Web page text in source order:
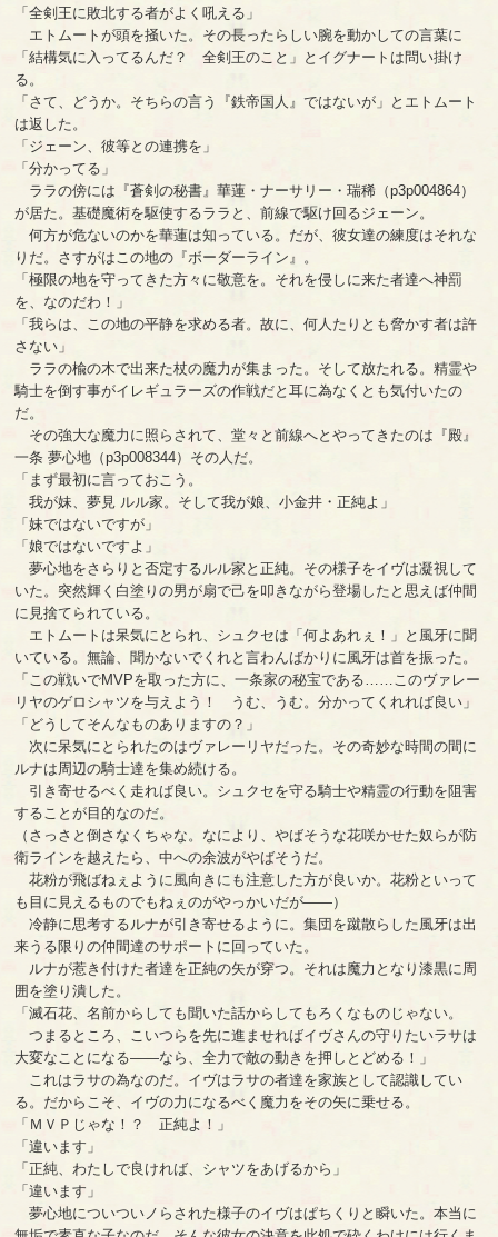
「全剣王に敗北する者がよく吼える」
エトムートが頭を掻いた。その長ったらしい腕を動かしての言葉に
「結構気に入ってるんだ？ 全剣王のこと」とイグナートは問い掛け
る。
「さて、どうか。そちらの言う『鉄帝国人』ではないが」とエトムート
は返した。
「ジェーン、彼等との連携を」
「分かってる」
ララの傍には『蒼剣の秘書』華蓮・ナーサリー・瑞稀（p3p004864）
が居た。基礎魔術を駆使するララと、前線で駆け回るジェーン。
何方が危ないのかを華蓮は知っている。だが、彼女達の練度はそれな
りだ。さすがはこの地の『ボーダーライン』。
「極限の地を守ってきた方々に敬意を。それを侵しに来た者達へ神罰
を、なのだわ！」
「我らは、この地の平静を求める者。故に、何人たりとも脅かす者は許
さない」
ララの楡の木で出来た杖の魔力が集まった。そして放たれる。精霊や
騎士を倒す事がイレギュラーズの作戦だと耳に為なくとも気付いたの
だ。
その強大な魔力に照らされて、堂々と前線へとやってきたのは『殿』
一条 夢心地（p3p008344）その人だ。
「まず最初に言っておこう。
我が妹、夢見 ルル家。そして我が娘、小金井・正純よ」
「妹ではないですが」
「娘ではないですよ」
夢心地をさらりと否定するルル家と正純。その様子をイヴは凝視して
いた。突然輝く白塗りの男が扇で己を叩きながら登場したと思えば仲間
に見捨てられている。
エトムートは呆気にとられ、シュクセは「何よあれぇ！」と風牙に聞
いている。無論、聞かないでくれと言わんばかりに風牙は首を振った。
「この戦いでMVPを取った方に、一条家の秘宝である……このヴァレー
リヤのゲロシャツを与えよう！ うむ、うむ。分かってくれれば良い」
「どうしてそんなものありますの？」
次に呆気にとられたのはヴァレーリヤだった。その奇妙な時間の間に
ルナは周辺の騎士達を集め続ける。
引き寄せるべく走れば良い。シュクセを守る騎士や精霊の行動を阻害
することが目的なのだ。
（さっさと倒さなくちゃな。なにより、やばそうな花咲かせた奴らが防
衛ラインを越えたら、中への余波がやばそうだ。
花粉が飛ばねぇように風向きにも注意した方が良いか。花粉といって
も目に見えるものでもねぇのがやっかいだが――）
冷静に思考するルナが引き寄せるように。集団を蹴散らした風牙は出
来うる限りの仲間達のサポートに回っていた。
ルナが惹き付けた者達を正純の矢が穿つ。それは魔力となり漆黒に周
囲を塗り潰した。
「滅石花、名前からしても聞いた話からしてもろくなものじゃない。
つまるところ、こいつらを先に進ませればイヴさんの守りたいラサは
大変なことになる――なら、全力で敵の動きを押しとどめる！」
これはラサの為なのだ。イヴはラサの者達を家族として認識してい
る。だからこそ、イヴの力になるべく魔力をその矢に乗せる。
「ＭＶＰじゃな！？ 正純よ！」
「違います」
「正純、わたしで良ければ、シャツをあげるから」
「違います」
夢心地についついノらされた様子のイヴはぱちくりと瞬いた。本当に